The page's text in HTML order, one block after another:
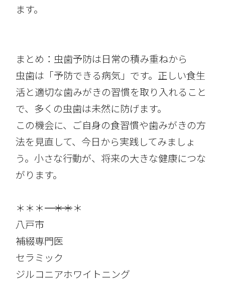
ます。
まとめ：虫歯予防は日常の積み重ねから
虫歯は「予防できる病気」です。正しい食生
活と適切な歯みがきの習慣を取り入れること
で、多くの虫歯は未然に防げます。
この機会に、ご自身の食習慣や歯みがきの方
法を見直して、今日から実践してみましょ
う。小さな行動が、将来の大きな健康につな
がります。
＊＊＊――――――――――――――――＊＊＊
八戸市
補綴専門医
セラミック
ジルコニアホワイトニング